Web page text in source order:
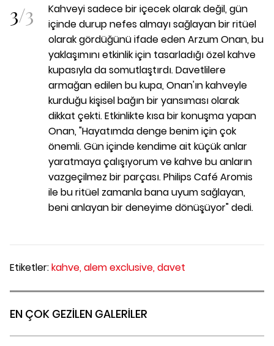
3/3
Kahveyi sadece bir içecek olarak değil, gün
içinde durup nefes almayı sağlayan bir ritüel
olarak gördüğünü ifade eden Arzum Onan, bu
yaklaşımını etkinlik için tasarladığı özel kahve
kupasıyla da somutlaştırdı. Davetlilere
armağan edilen bu kupa, Onan'ın kahveyle
kurduğu kişisel bağın bir yansıması olarak
dikkat çekti.Etkinlikte kısa bir konuşma yapan
Onan, "Hayatımda denge benim için çok
önemli. Gün içinde kendime ait küçük anlar
yaratmaya çalışıyorum ve kahve bu anların
vazgeçilmez bir parçası. Philips Café Aromis
ile bu ritüel zamanla bana uyum sağlayan,
beni anlayan bir deneyime dönüşüyor" dedi.
Etiketler:kahve,alem exclusive,davet
EN ÇOK GEZİLEN GALERİLER